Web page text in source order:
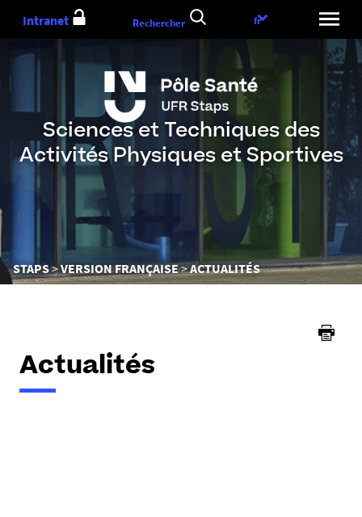
Aller
au
Sciences et Techniques des
Activités Physiques et Sportives
Vous
êtes
STAPS VERSION FRANÇAISE ACTUALITÉS
Intranet Rechercher
Choix
langue
fr
Actualités